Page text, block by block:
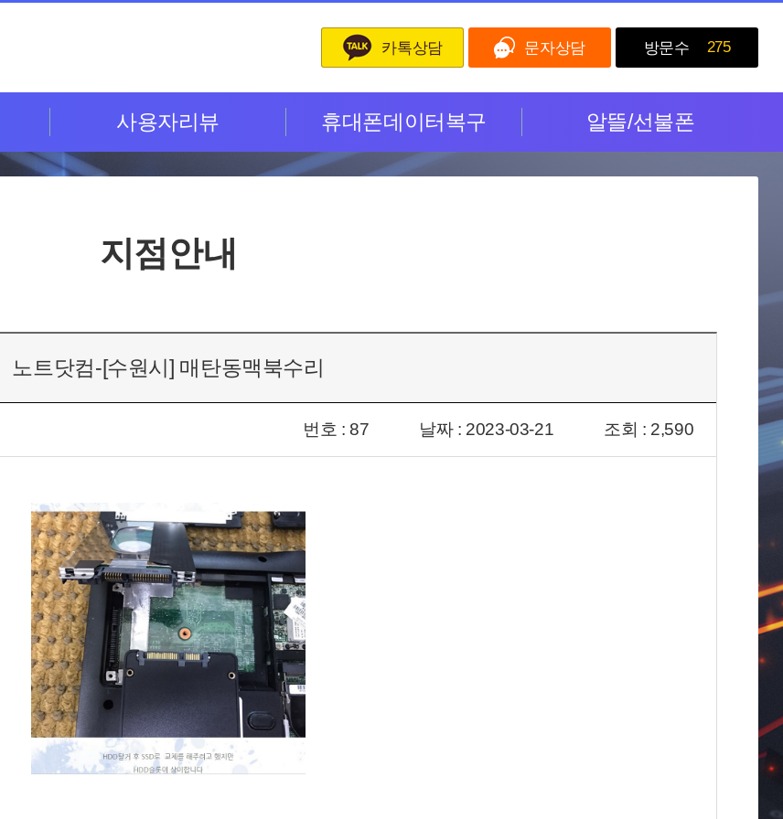
카톡상담 문자상담 방문수 275
사용자리뷰 휴대폰데이터복구 알뜰/선불폰
지점안내
노트닷컴-[수원시] 매탄동맥북수리
번호 : 87 날짜 : 2023-03-21 조회 : 2,590